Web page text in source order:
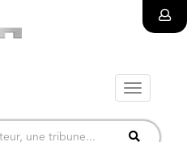
Toggle